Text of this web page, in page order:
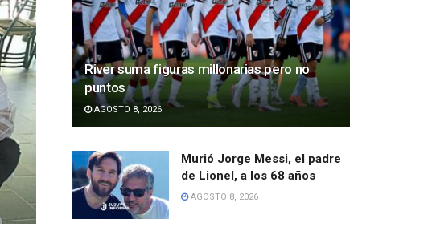
River suma figuras millonarias pero no
puntos
AGOSTO 8, 2026
Murió Jorge Messi, el padre
de Lionel, a los 68 años
AGOSTO 8, 2026